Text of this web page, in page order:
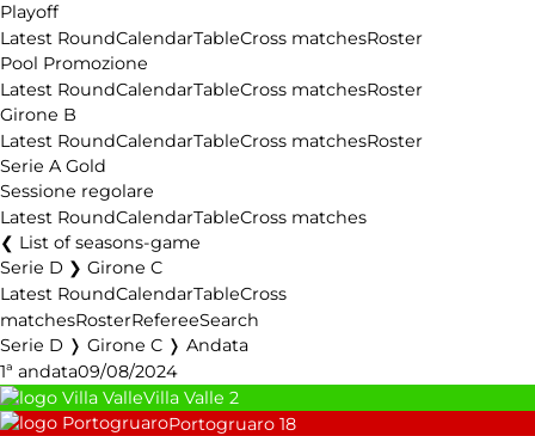
Playoff
Latest RoundCalendarTableCross matchesRoster
Pool Promozione
Latest RoundCalendarTableCross matchesRoster
Girone B
Latest RoundCalendarTableCross matchesRoster
Serie A Gold
Sessione regolare
Latest RoundCalendarTableCross matches
List of seasons-game
Serie D ❯ Girone C
Latest RoundCalendarTableCross
matchesRosterRefereeSearch
Serie D ❭ Girone C ❭ Andata
1ª andata09/08/2024
Villa Valle 2
Portogruaro 18